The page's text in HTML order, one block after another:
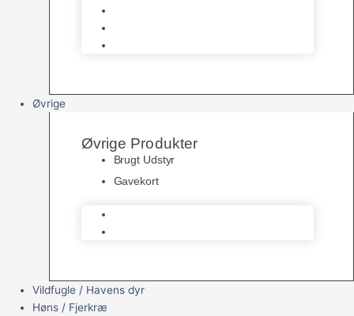
Øvrige
Øvrige Produkter
Brugt Udstyr
Gavekort
Vildfugle / Havens dyr
Høns / Fjerkræ